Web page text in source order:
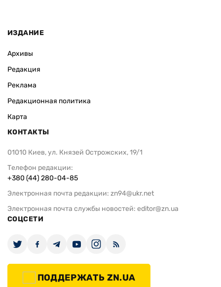
ИЗДАНИЕ
Архивы
Редакция
Реклама
Редакционная политика
Карта
КОНТАКТЫ
01010 Киев, ул. Князей Острожских, 19/1
Телефон редакции:
+380 (44) 280-04-85
Электронная почта редакции: zn94@ukr.net
Электронная почта службы новостей: editor@zn.ua
СОЦСЕТИ
ПОДДЕРЖАТЬ ZN.UA